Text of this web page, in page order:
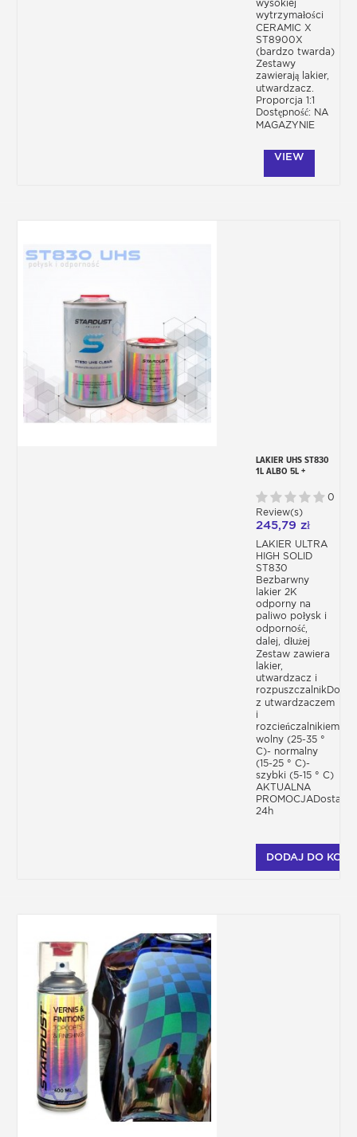
wysokiej
wytrzymałości
CERAMIC X
ST8900X
(bardzo twarda)
Zestawy
zawierają lakier,
utwardzacz.
Proporcja 1:1
Dostępność: NA
MAGAZYNIE
VIEW
LAKIER UHS ST830
1L ALBO 5L +
ROZPUSZCZALNIK 0
Review(s)
245,79 zł
LAKIER ULTRA
HIGH SOLID
ST830
Bezbarwny
lakier 2K
odporny na
paliwo połysk i
odporność,
dalej, dłużej
Zestaw zawiera
lakier,
utwardzacz i
z utwardzaczem
i
rozcieńczalnikiem-
wolny (25-35 °
C)- normalny
(15-25 ° C)-
szybki (5-15 ° C)
AKTUALNA
PROMOCJADostawa
24h
DODAJ DO